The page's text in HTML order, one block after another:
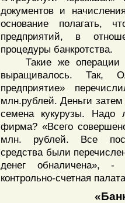
документов и
основание полагать,
предприятий, в
процедуры банкротства.
Такие же операции
выращивалось. Так,
предприятие»
млн.рублей. Деньги
семена кукурузы. Надо
фирма? «Всего
млн. рублей. Все
средства были
денег обналичена», -
контрольно-счетная